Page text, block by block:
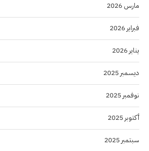
مارس 2026
فبراير 2026
يناير 2026
ديسمبر 2025
نوفمبر 2025
أكتوبر 2025
سبتمبر 2025